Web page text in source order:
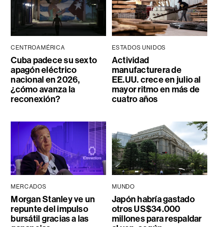
CENTROAMÉRICA
Cuba padece su sexto
apagón eléctrico
nacional en 2026,
¿cómo avanza la
reconexión?
ESTADOS UNIDOS
Actividad
manufacturera de
EE.UU. crece en julio al
mayor ritmo en más de
cuatro años
MERCADOS
Morgan Stanley ve un
repunte del impulso
bursátil gracias a las
MUNDO
Japón habría gastado
otros US$34.000
millones para respaldar